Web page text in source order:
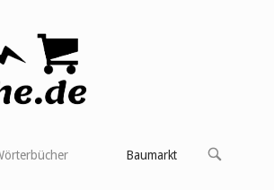
Baumarkt
OPEN